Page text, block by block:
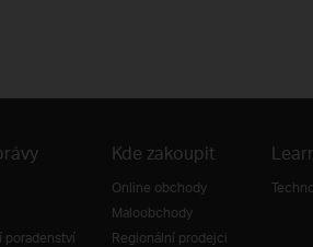
poradenství
Kde zakoupit
Online obchody
Maloobchody
Regionální prodejci